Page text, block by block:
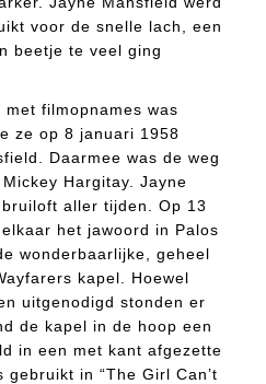
voor de snelle lach, een
beetje te veel ging
filmopnames was
ze op 8 januari 1958
Daarmee was de weg
Hargitay. Jayne
aller tijden. Op 13
het jawoord in Palos
wonderbaarlijke, geheel
kapel. Hoewel
uitgenodigd stonden er
de kapel in de hoop een
in een met kant afgezette
in “The Girl Can’t